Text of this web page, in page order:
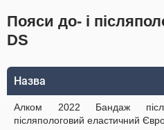
Пояси до- і
DS
Назва
Алком 2022 Бандаж
післяпологовий еластичний